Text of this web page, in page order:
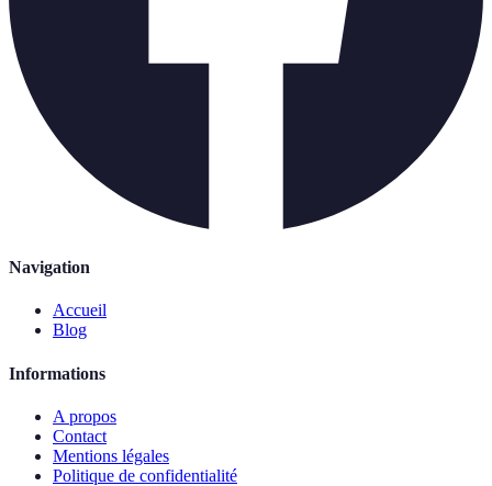
Navigation
Accueil
Blog
Informations
A propos
Contact
Mentions légales
Politique de confidentialité